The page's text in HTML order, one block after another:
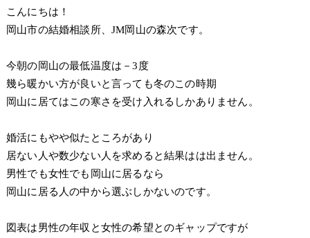
こんにちは！
岡山市の結婚相談所、JM岡山の森次です。
今朝の岡山の最低温度は－3度
幾ら暖かい方が良いと言っても冬のこの時期
岡山に居てはこの寒さを受け入れるしかありません。
婚活にもやや似たところがあり
居ない人や数少ない人を求めると結果はは出ません。
男性でも女性でも岡山に居るなら
岡山に居る人の中から選ぶしかないのです。
図表は男性の年収と女性の希望とのギャップですが